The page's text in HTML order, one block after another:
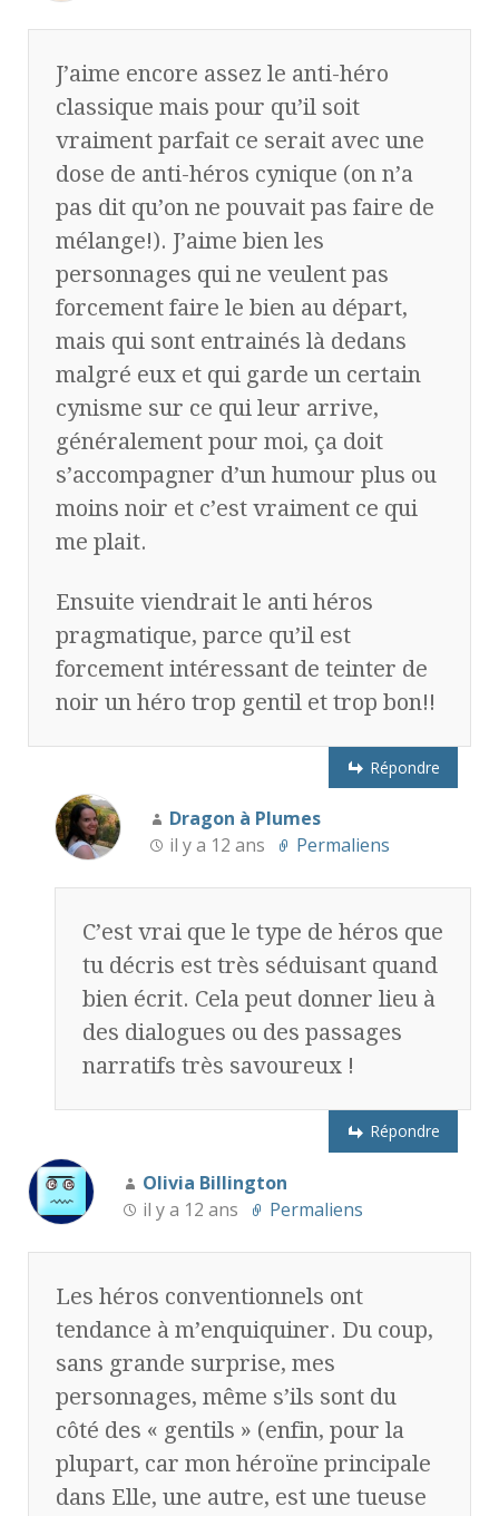
J’aime encore assez le anti-héro
classique mais pour qu’il soit
vraiment parfait ce serait avec une
dose de anti-héros cynique (on n’a
pas dit qu’on ne pouvait pas faire de
mélange!). J’aime bien les
personnages qui ne veulent pas
forcement faire le bien au départ,
mais qui sont entrainés là dedans
malgré eux et qui garde un certain
cynisme sur ce qui leur arrive,
généralement pour moi, ça doit
s’accompagner d’un humour plus ou
moins noir et c’est vraiment ce qui
me plait.
Ensuite viendrait le anti héros
pragmatique, parce qu’il est
forcement intéressant de teinter de
noir un héro trop gentil et trop bon!!
Répondre
Dragon à Plumes
il y a 12 ans
Permaliens
C’est vrai que le type de héros que
tu décris est très séduisant quand
bien écrit. Cela peut donner lieu à
des dialogues ou des passages
narratifs très savoureux !
Répondre
Olivia Billington
il y a 12 ans
Permaliens
Les héros conventionnels ont
tendance à m’enquiquiner. Du coup,
sans grande surprise, mes
personnages, même s’ils sont du
côté des « gentils » (enfin, pour la
plupart, car mon héroïne principale
dans Elle, une autre, est une tueuse